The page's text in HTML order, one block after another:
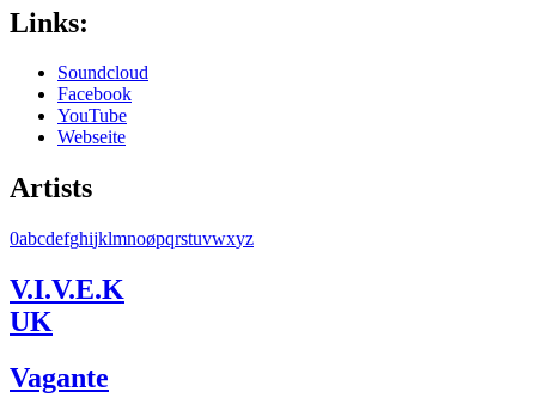
Links:
Soundcloud
Facebook
YouTube
Webseite
Artists
0abcdefghijklmnoøpqrstuvwxyz
V.I.V.E.K
UK
Vagante